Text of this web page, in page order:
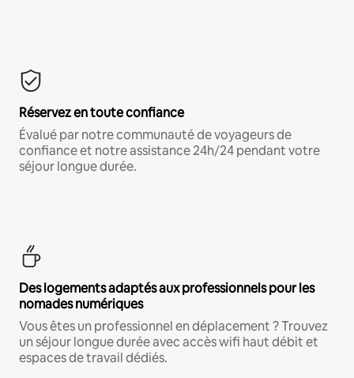
Réservez en toute confiance
Évalué par notre communauté de voyageurs de
confiance et notre assistance 24h/24 pendant votre
séjour longue durée.
Des logements adaptés aux professionnels pour les
nomades numériques
Vous êtes un professionnel en déplacement ? Trouvez
un séjour longue durée avec accès wifi haut débit et
espaces de travail dédiés.